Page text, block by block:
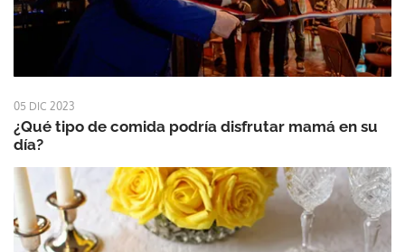
05 DIC 2023
¿Qué tipo de comida podría disfrutar mamá en su
día?